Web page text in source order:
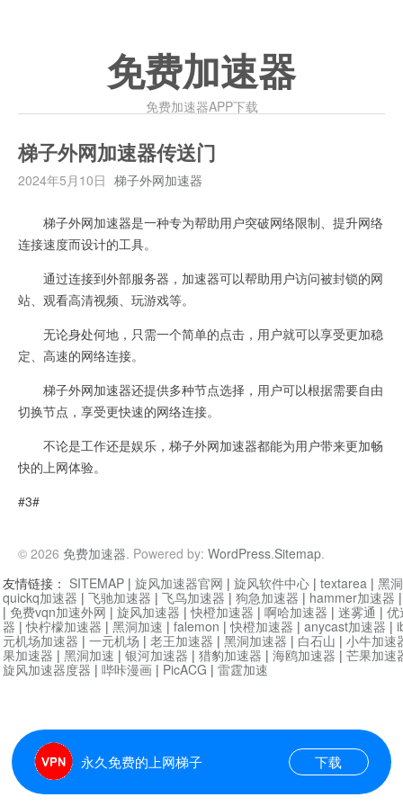
免费加速器
免费加速器APP下载
梯子外网加速器传送门
2024年5月10日 梯子外网加速器
梯子外网加速器是一种专为帮助用户突破网络限制、提升网络
连接速度而设计的工具。
通过连接到外部服务器，加速器可以帮助用户访问被封锁的网
站、观看高清视频、玩游戏等。
无论身处何地，只需一个简单的点击，用户就可以享受更加稳
定、高速的网络连接。
梯子外网加速器还提供多种节点选择，用户可以根据需要自由
切换节点，享受更快速的网络连接。
不论是工作还是娱乐，梯子外网加速器都能为用户带来更加畅
快的上网体验。
#3#
© 2026 免费加速器. Powered by: WordPress.Sitemap.
永久免费的上网梯子 下载
友情链接： SITEMAP | 旋风加速器官网 | 旋风软件中心 | textarea | 黑
quickq加速器 | 飞驰加速器 | 飞鸟加速器 | 狗急加速器 | hammer加速器
| 免费vqn加速外网 | 旋风加速器 |快橙加速器 | 啊哈加速器 | 迷雾通 | 优
器 |快柠檬加速器 | 黑洞加速 | falemon |快橙加速器 | anycast加速器 |
元机场加速器 | 一元机场 | 老王加速器 | 黑洞加速器 | 白石山 | 小牛加速
果加速器 | 黑洞加速 | 银河加速器 | 猎豹加速器 | 海鸥加速器 | 芒果加速
旋风加速器度器 | 哔咔漫画 | PicACG | 雷霆加速